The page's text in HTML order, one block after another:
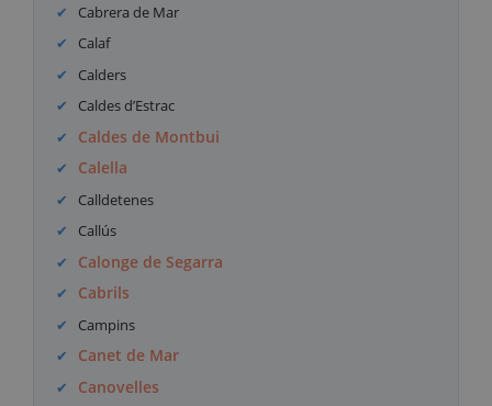
Cabrera de Mar
Calaf
Calders
Caldes d’Estrac
Caldes de Montbui
Calella
Calldetenes
Callús
Calonge de Segarra
Cabrils
Campins
Canet de Mar
Canovelles